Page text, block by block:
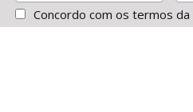
Concordo com os termos da